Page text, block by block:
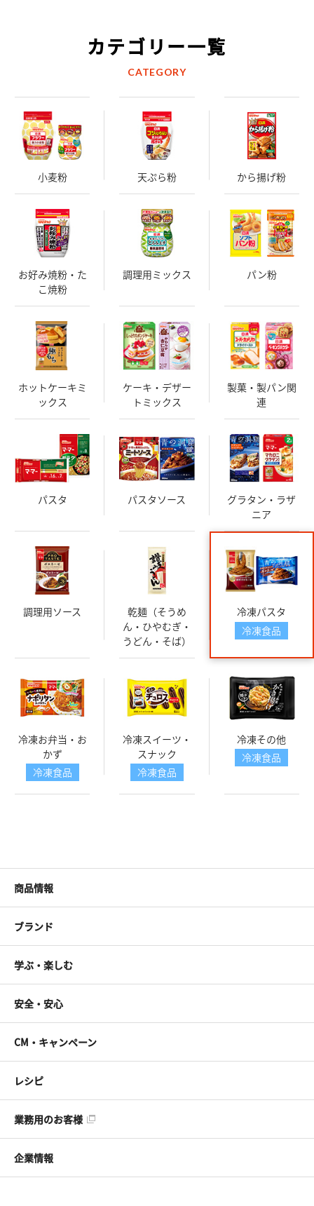
カテゴリー一覧
CATEGORY
小麦粉 天ぷら粉 から揚げ粉
お好み焼粉・た
こ焼粉
調理用ミックス パン粉
ホットケーキミ
ックス
ケーキ・デザー
トミックス
製菓・製パン関
連
パスタ パスタソース
グラタン・ラザ
ニア
調理用ソース
乾麺（そうめ
ん・ひやむぎ・
うどん・そば）
冷凍パスタ
冷凍食品
冷凍お弁当・お
かず
冷凍食品
冷凍スイーツ・
スナック
冷凍食品
冷凍その他
冷凍食品
商品情報
ブランド
学ぶ・楽しむ
安全・安心
CM・キャンペーン
レシピ
業務用のお客様
企業情報